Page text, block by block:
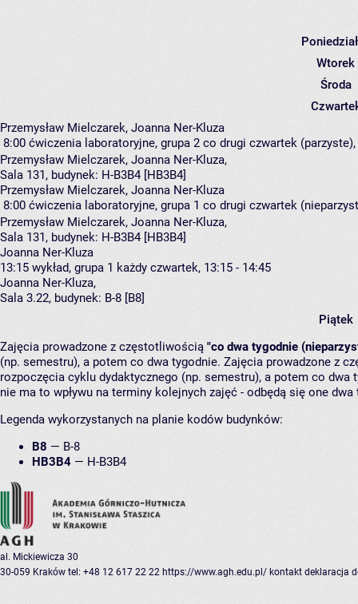
Wtorek
Środa
Przemysław Mielczarek, Joanna Ner-Kluza
8:00 ćwiczenia laboratoryjne, grupa 2 co drugi czwartek (parzyste),
Przemysław Mielczarek, Joanna Ner-Kluza,
Sala 131, budynek: H-B3B4 [HB3B4]
Przemysław Mielczarek, Joanna Ner-Kluza
8:00 ćwiczenia laboratoryjne, grupa 1 co drugi czwartek
Przemysław Mielczarek, Joanna Ner-Kluza,
Sala 131, budynek: H-B3B4 [HB3B4]
Joanna Ner-Kluza
13:15 wykład, grupa 1 każdy czwartek, 13:15 - 14:45
Joanna Ner-Kluza,
Sala 3.22, budynek: B-8 [B8]
Piątek
Zajęcia prowadzone z częstotliwością "co dwa tygodnie
(np. semestru), a potem co dwa tygodnie. Zajęcia prowadzone z
rozpoczęcia cyklu dydaktycznego (np. semestru), a potem co
nie ma to wpływu na terminy kolejnych zajęć - odbędą się one
Legenda wykorzystanych na planie kodów budynków:
B8 — B-8
HB3B4 — H-B3B4
al. Mickiewicza 30
30-059 Kraków tel: +48 12 617 22 22 https://www.agh.edu.pl/ kontakt deklaracja